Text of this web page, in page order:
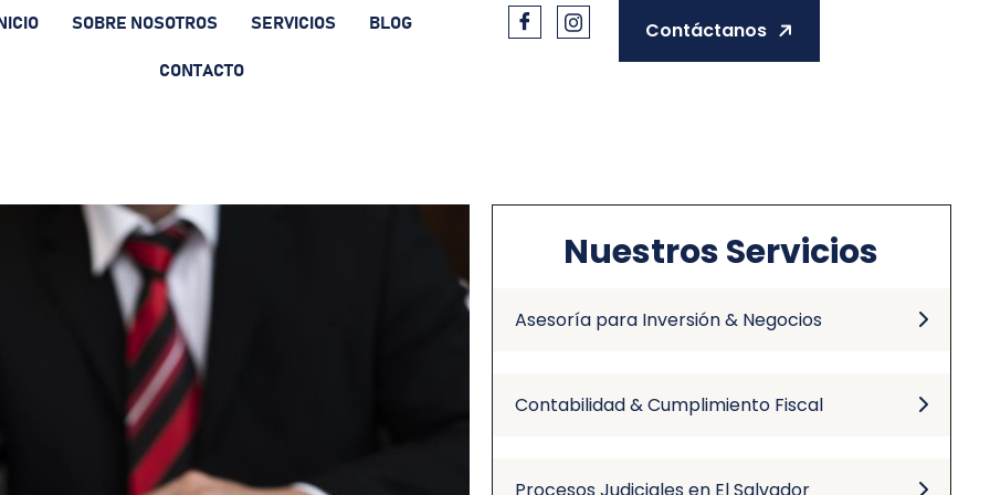
SOBRE NOSOTROS SERVICIOS BLOG
CONTACTO
Contáctanos
Asesoría para Inversión & Negocios
Contabilidad & Cumplimiento Fiscal
Procesos Judiciales en El Salvador
Nuestros Servicios